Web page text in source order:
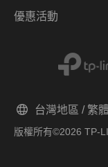
優惠活動
版權所有©2026 TP-
台灣地區 / 繁